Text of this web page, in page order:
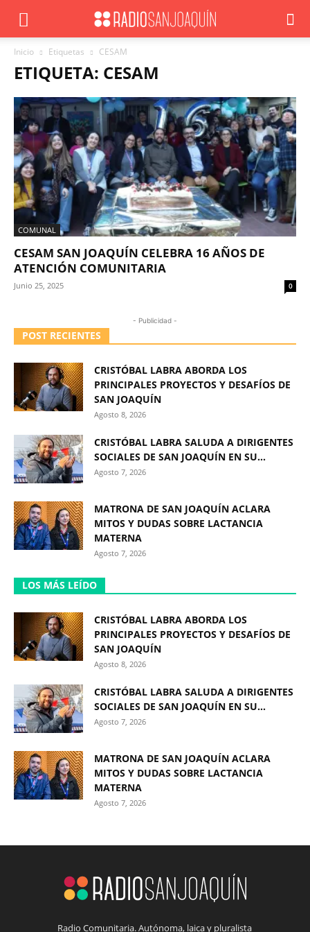
Inicio Etiquetas CESAM
ETIQUETA: CESAM
COMUNAL
CESAM SAN JOAQUÍN CELEBRA 16 AÑOS DE
ATENCIÓN COMUNITARIA
Junio 25, 2025 0
- Publicidad -
POST RECIENTES
CRISTÓBAL LABRA ABORDA LOS
PRINCIPALES PROYECTOS Y DESAFÍOS DE
SAN JOAQUÍN
Agosto 8, 2026
CRISTÓBAL LABRA SALUDA A DIRIGENTES
SOCIALES DE SAN JOAQUÍN EN SU...
Agosto 7, 2026
MATRONA DE SAN JOAQUÍN ACLARA
MITOS Y DUDAS SOBRE LACTANCIA
MATERNA
Agosto 7, 2026
LOS MÁS LEÍDO
CRISTÓBAL LABRA ABORDA LOS
PRINCIPALES PROYECTOS Y DESAFÍOS DE
SAN JOAQUÍN
Agosto 8, 2026
CRISTÓBAL LABRA SALUDA A DIRIGENTES
SOCIALES DE SAN JOAQUÍN EN SU...
Agosto 7, 2026
MATRONA DE SAN JOAQUÍN ACLARA
MITOS Y DUDAS SOBRE LACTANCIA
MATERNA
Agosto 7, 2026
Radio Comunitaria. Autónoma, laica y pluralista